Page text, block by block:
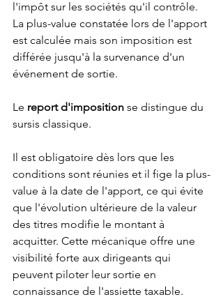
l'impôt sur les sociétés qu'il contrôle.
La plus-value constatée lors de l'apport
est calculée mais son imposition est
différée jusqu'à la survenance d'un
événement de sortie.
Le report d'imposition se distingue du
sursis classique.
Il est obligatoire dès lors que les
conditions sont réunies et il fige la plus-
value à la date de l'apport, ce qui évite
que l'évolution ultérieure de la valeur
des titres modifie le montant à
acquitter. Cette mécanique offre une
visibilité forte aux dirigeants qui
peuvent piloter leur sortie en
connaissance de l'assiette taxable.